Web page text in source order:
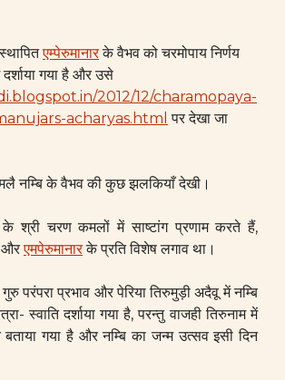
स्थापितएम्पेरुमानारके वैभव को चरमोपाय निर्णय
गया है और उसे
2012/12/charamopaya-
acharyas.html पर देखा जा
नम्बि के वैभव की कुछ झलकियाँ देखी।
के श्री चरण कमलों में साष्टांग प्रणाम करते हैं,
एमपेरुमानारके प्रति विशेष लगाव था।
परंपरा प्रभाव और पेरिया तिरुमुड़ी अदैवू में नम्बि
स्वाति दर्शाया गया है, परन्तु वाजही तिरुनाम में
गया है और नम्बि का जन्म उत्सव इसी दिन